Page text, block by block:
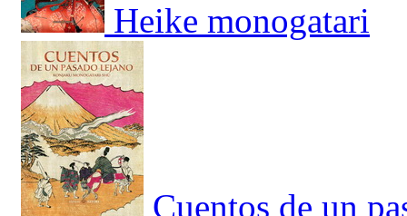
Heike monogatari
Cuentos de un